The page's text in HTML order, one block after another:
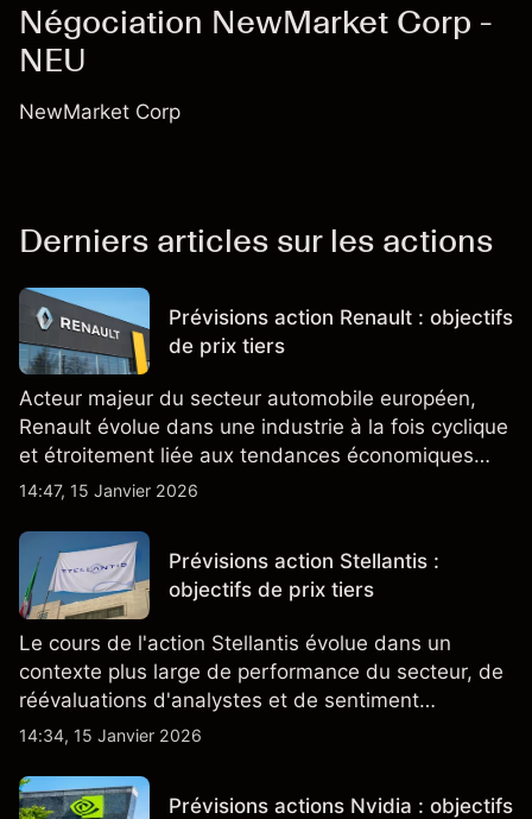
Négociation NewMarket Corp -
NEU
NewMarket Corp
Derniers articles sur les actions
Prévisions action Renault : objectifs
de prix tiers
Acteur majeur du secteur automobile européen,
Renault évolue dans une industrie à la fois cyclique
et étroitement liée aux tendances économiques
générales.
14:47, 15 Janvier 2026
Prévisions action Stellantis :
objectifs de prix tiers
Le cours de l'action Stellantis évolue dans un
contexte plus large de performance du secteur, de
réévaluations d'analystes et de sentiment
changeant, qui ensemble aident à comprendre
14:34, 15 Janvier 2026
Prévisions actions Nvidia : objectifs